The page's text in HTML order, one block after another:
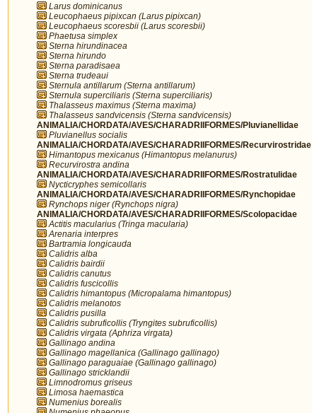
Larus dominicanus
Leucophaeus pipixcan (Larus pipixcan)
Leucophaeus scoresbii (Larus scoresbii)
Phaetusa simplex
Sterna hirundinacea
Sterna hirundo
Sterna paradisaea
Sterna trudeaui
Sternula antillarum (Sterna antillarum)
Sternula superciliaris (Sterna superciliaris)
Thalasseus maximus (Sterna maxima)
Thalasseus sandvicensis (Sterna sandvicensis)
ANIMALIA/CHORDATA/AVES/CHARADRIIFORMES/Pluvianellidae
Pluvianellus socialis
ANIMALIA/CHORDATA/AVES/CHARADRIIFORMES/Recurvirostridae
Himantopus mexicanus (Himantopus melanurus)
Recurvirostra andina
ANIMALIA/CHORDATA/AVES/CHARADRIIFORMES/Rostratulidae
Nycticryphes semicollaris
ANIMALIA/CHORDATA/AVES/CHARADRIIFORMES/Rynchopidae
Rynchops niger (Rynchops nigra)
ANIMALIA/CHORDATA/AVES/CHARADRIIFORMES/Scolopacidae
Actitis macularius (Tringa macularia)
Arenaria interpres
Bartramia longicauda
Calidris alba
Calidris bairdii
Calidris canutus
Calidris fuscicollis
Calidris himantopus (Micropalama himantopus)
Calidris melanotos
Calidris pusilla
Calidris subruficollis (Tryngites subruficollis)
Calidris virgata (Aphriza virgata)
Gallinago andina
Gallinago magellanica (Gallinago gallinago)
Gallinago paraguaiae (Gallinago gallinago)
Gallinago stricklandii
Limnodromus griseus
Limosa haemastica
Numenius borealis